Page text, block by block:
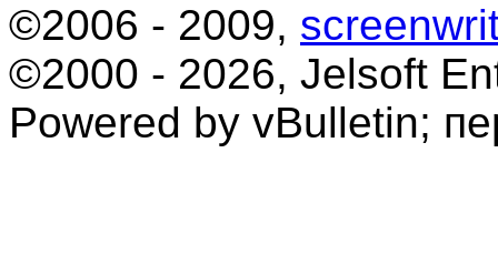
©2006 - 2009,
©2000 - 2026, Jelsoft
Powered by vBulletin;